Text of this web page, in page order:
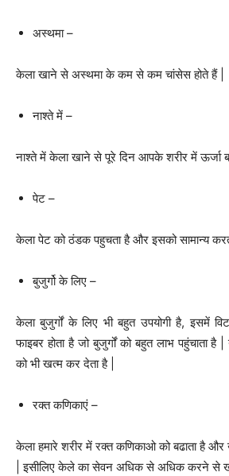
अस्थमा –
केला खाने से अस्थमा के कम से कम चांसेस होते हैं |
नाश्ते में –
नाश्ते में केला खाने से पूरे दिन आपके शरीर में ऊर्जा
पेट –
केला पेट को ठंडक पहुचता है और इसको सामान्य
बुजुर्गो के लिए –
केला बुजुर्गों के लिए भी बहुत उपयोगी है, इसमें
फाइबर होता है जो बुजुर्गों को बहुत लाभ पहुंचाता है
को भी खत्म कर देता है |
रक्त कणिकाएं –
केला हमारे शरीर में रक्त कणिकाओ को बढाता है
| इसीलिए केले का सेवन अधिक से अधिक करने से